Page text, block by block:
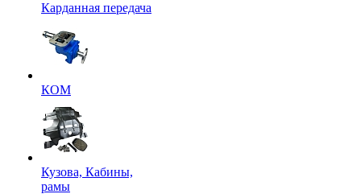
Карданная передача
КОМ
Кузова, Кабины,
рамы